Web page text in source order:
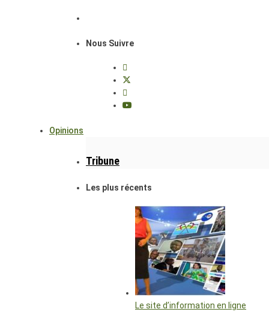
Nous Suivre
Opinions
Tribune
Les plus récents
Le site d’information en ligne